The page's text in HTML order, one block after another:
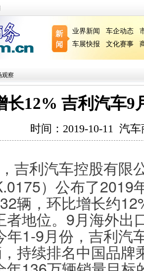
业界新闻 车企动态
车展快报
文化赛事
观察
长12% 吉利汽车9
时间：2019-10-11 汽车
吉利汽车控股有限
）公布了2019
辆，环比增长约
者地位。9月海外出
年1-9月份，吉利汽
持续排名中国品牌